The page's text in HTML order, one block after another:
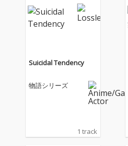
Suicidal Tendency
物語シリーズ
1 track